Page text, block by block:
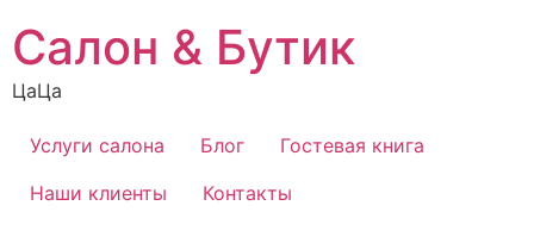
содержимому
Салон & Бутик
ЦаЦа
Услуги салона Блог
Гостевая книга
Наши клиенты
Контакты